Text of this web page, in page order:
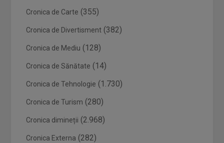
Cronica de Carte (355)
Cronica de Divertisment (382)
Cronica de Mediu (128)
Cronica de Sănătate (14)
Cronica de Tehnologie (1.730)
Cronica de Turism (280)
Cronica dimineții (2.968)
Cronica Externa (282)